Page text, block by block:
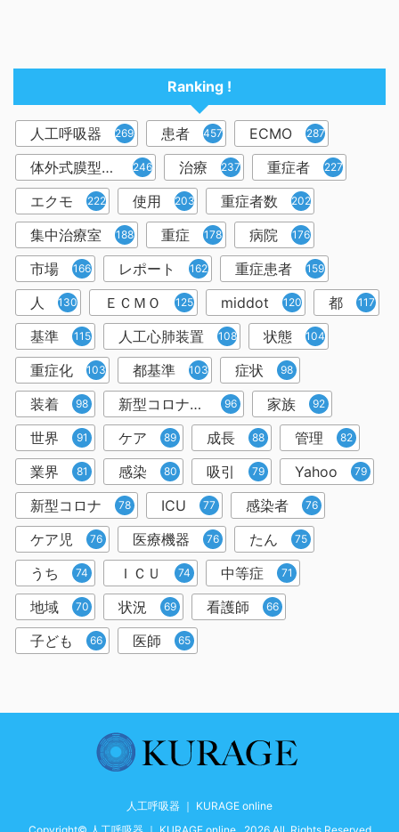
Ranking !
人工呼吸器 2698 患者 457 ECMO 287
体外式膜型人工肺 246 治療 237 重症者 227
エクモ 222 使用 203 重症者数 202
集中治療室 188 重症 178 病院 176
市場 166 レポート 162 重症患者 159
人 130 ＥＣＭＯ 125 middot 120 都 117
基準 115 人工心肺装置 108 状態 104
重症化 103 都基準 103 症状 98
装着 98 新型コロナウイルス 96 家族 92
世界 91 ケア 89 成長 88 管理 82
業界 81 感染 80 吸引 79 Yahoo 79
新型コロナ 78 ICU 77 感染者 76
ケア児 76 医療機器 76 たん 75
うち 74 ＩＣＵ 74 中等症 71
地域 70 状況 69 看護師 66
子ども 66 医師 65
人工呼吸器 ｜ KURAGE online